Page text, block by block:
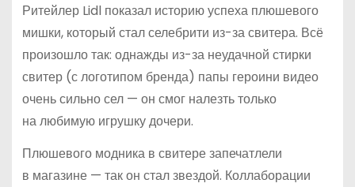
Ритейлер Lidl показал историю успеха плюшевого
мишки, который стал селебрити из-за свитера. Всё
произошло так: однажды из-за неудачной стирки
свитер (с логотипом бренда) папы героини видео
очень сильно сел — он смог налезть только
на любимую игрушку дочери.
Плюшевого модника в свитере запечатлели
в магазине — так он стал звездой. Коллаборации